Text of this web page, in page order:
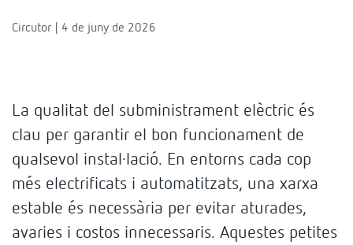
Circutor | 4 de juny de 2026
La qualitat del subministrament elèctric és
clau per garantir el bon funcionament de
qualsevol instal·lació. En entorns cada cop
més electrificats i automatitzats, una xarxa
estable és necessària per evitar aturades,
avaries i costos innecessaris. Aquestes petites